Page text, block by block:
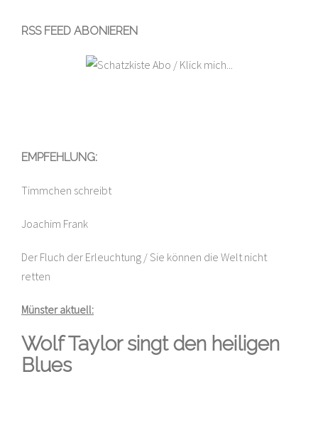
RSS FEED ABONIEREN
EMPFEHLUNG:
Timmchen schreibt
Joachim Frank
Der Fluch der Erleuchtung / Sie können die Welt nicht
retten
Münster aktuell:
Wolf Taylor singt den heiligen
Blues